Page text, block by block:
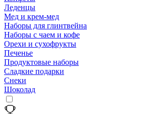
Леденцы
Мед и крем-мед
Наборы для глинтвейна
Наборы с чаем и кофе
Орехи и сухофрукты
Печенье
Продуктовые наборы
Сладкие подарки
Снеки
Шоколад